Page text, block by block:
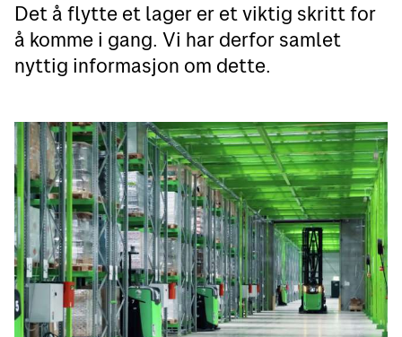
Det å flytte et lager er et viktig skritt for
å komme i gang. Vi har derfor samlet
nyttig informasjon om dette.